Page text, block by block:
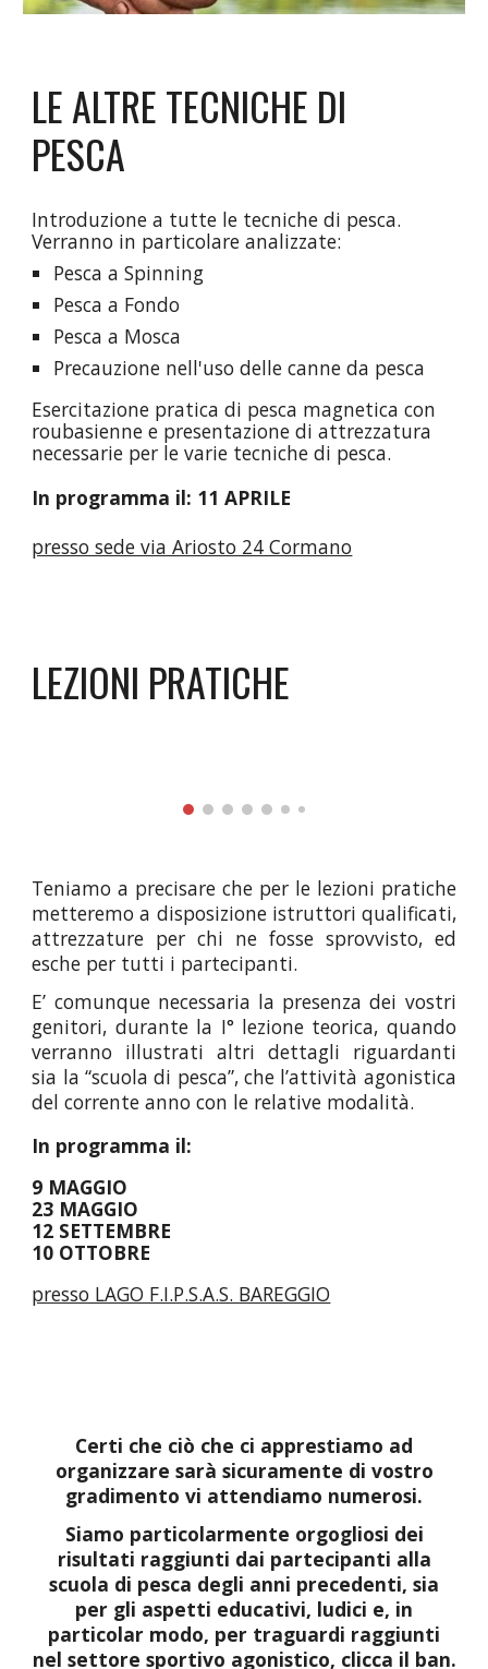
LE ALTRE TECNICHE DI
PESCA
Introduzione a tutte le tecniche di pesca.
Verranno in particolare analizzate:
Pesca a Spinning
Pesca a Fondo
Pesca a Mosca
Precauzione nell'uso delle canne da pesca
Esercitazione pratica di pesca magnetica con
roubasienne e presentazione di attrezzatura
necessarie per le varie tecniche di pesca.
In programma il: 11 APRILE
presso sede via Ariosto 24 Cormano
LEZIONI PRATICHE
Teniamo a precisare che per le lezioni pratiche
metteremo a disposizione istruttori qualificati,
attrezzature per chi ne fosse sprovvisto, ed
esche per tutti i partecipanti.
E’ comunque necessaria la presenza dei vostri
genitori, durante la I° lezione teorica, quando
verranno illustrati altri dettagli riguardanti
sia la “scuola di pesca”, che l’attività agonistica
del corrente anno con le relative modalità.
In programma il:
9 MAGGIO
23 MAGGIO
12 SETTEMBRE
10 OTTOBRE
presso LAGO F.I.P.S.A.S. BAREGGIO
Certi che ciò che ci apprestiamo ad
organizzare sarà sicuramente di vostro
gradimento vi attendiamo numerosi.
Siamo particolarmente orgogliosi dei
risultati raggiunti dai partecipanti alla
scuola di pesca degli anni precedenti, sia
per gli aspetti educativi, ludici e, in
particolar modo, per traguardi raggiunti
nel settore sportivo agonistico, clicca il ban.